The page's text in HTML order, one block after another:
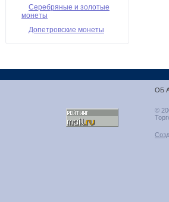
Серебряные и золотые
монеты
Допетровские монеты
ОБ
©